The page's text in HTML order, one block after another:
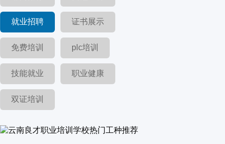
就业招聘 证书展示
免费培训 plc培训
技能就业 职业健康
双证培训